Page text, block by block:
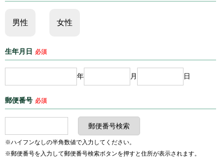
男性 女性
生年月日 必須
年 月 日
郵便番号 必須
※ハイフンなしの半角数値で入力してください。
※郵便番号を入力して郵便番号検索ボタンを押すと住所が表示されます。